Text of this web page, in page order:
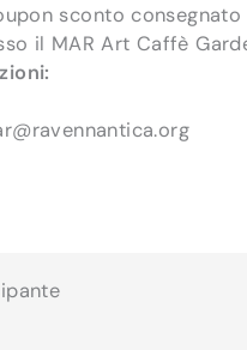
sconto consegnato
il MAR Art Caffè